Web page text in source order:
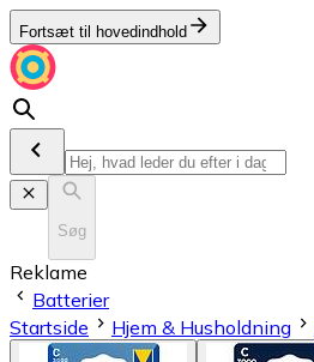
Fortsæt til hovedindhold
Søg
Reklame
Batterier
Startside
Hjem & Husholdning